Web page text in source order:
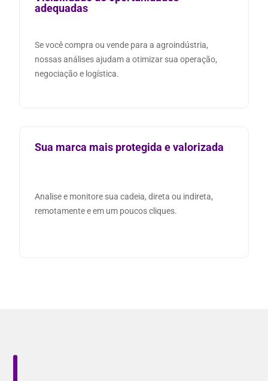
adequadas
Se você compra ou vende para a agroindústria,
nossas análises ajudam a otimizar sua operação,
negociação e logística.
Sua marca mais protegida e valorizada
Analise e monitore sua cadeia, direta ou indireta,
remotamente e em um poucos cliques.